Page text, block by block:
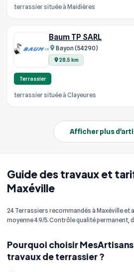
Guide des travaux et
Maxéville
24 Terrassiers recommandés à Maxéville et
moyenne 4.9/5. Contrôle qualité permanent,
Pourquoi choisir
travaux de terrassier ?
terrassier située à Maidières
Baum TP SARL
Bayon (54290)
28.5 km
Terrassier
terrassier située à Clayeures
Afficher plus